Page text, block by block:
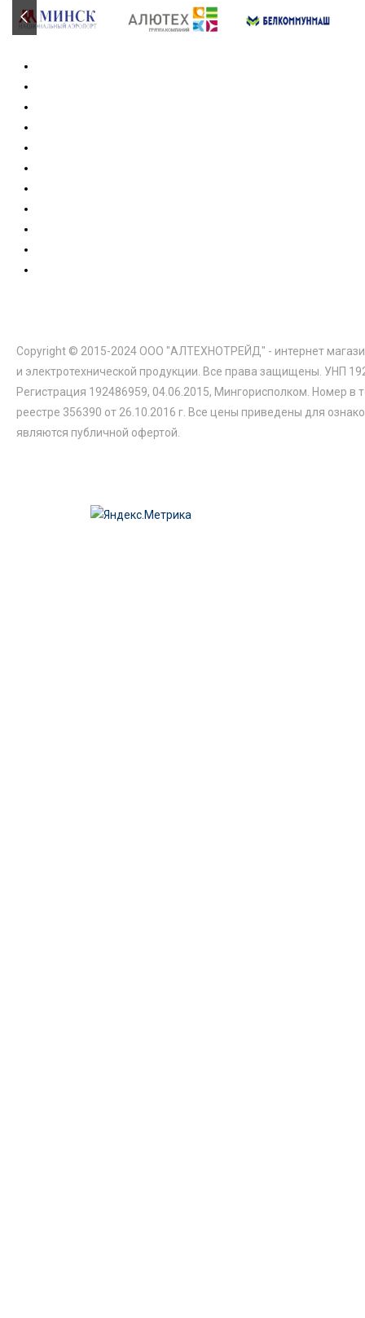
Copyright © 2015-2024 ООО "АЛТЕХНОТРЕЙД" - интернет
и электротехнической продукции. Все права защищены. УНП
Регистрация 192486959, 04.06.2015, Мингорисполком. Номер в
реестре 356390 от 26.10.2016 г. Все цены приведены для
являются публичной офертой.